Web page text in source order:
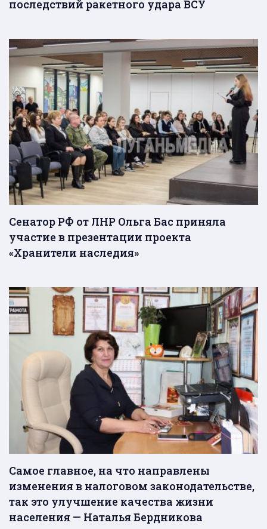
последствий ракетного удара ВСУ
Сенатор РФ от ЛНР Ольга Бас приняла
участие в презентации проекта
«Хранители наследия»
Самое главное, на что направлены
изменения в налоговом законодательстве,
так это улучшение качества жизни
населения — Наталья Бердникова